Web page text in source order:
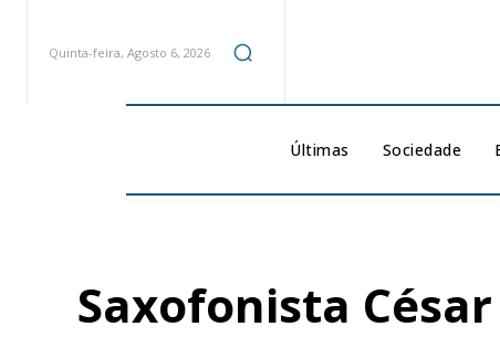
Quinta-feira, Agosto 6, 2026
Últimas Sociedade
Saxofonista